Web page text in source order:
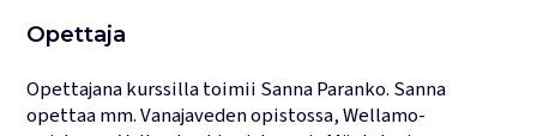
Opettaja
Opettajana kurssilla toimii Sanna Paranko. Sanna
opettaa mm. Vanajaveden opistossa, Wellamo-